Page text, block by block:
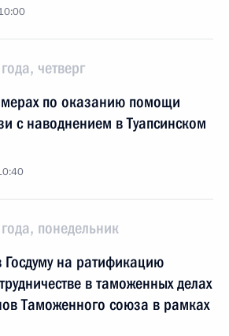
четверг
по оказанию помощи
с наводнением в Туапсинском
понедельник
Госдуму на ратификацию
в таможенных делах
Таможенного союза в рамках